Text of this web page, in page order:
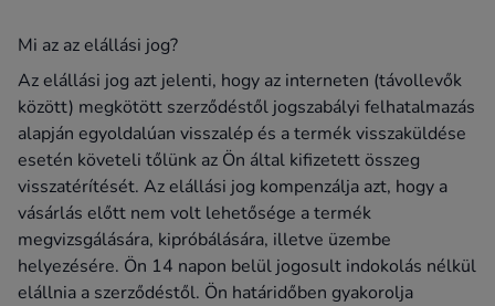
Mi az az elállási jog?
Az elállási jog azt jelenti, hogy az interneten (távollevők
között) megkötött szerződéstől jogszabályi felhatalmazás
alapján egyoldalúan visszalép és a termék visszaküldése
esetén követeli tőlünk az Ön által kifizetett összeg
visszatérítését. Az elállási jog kompenzálja azt, hogy a
vásárlás előtt nem volt lehetősége a termék
megvizsgálására, kipróbálására, illetve üzembe
helyezésére. Ön 14 napon belül jogosult indokolás nélkül
elállnia a szerződéstől. Ön határidőben gyakorolja